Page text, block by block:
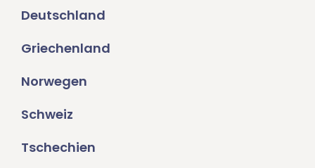
Deutschland
Griechenland
Norwegen
Schweiz
Tschechien